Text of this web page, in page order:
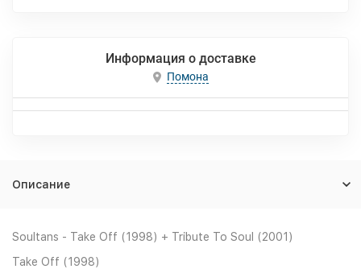
Информация о доставке
Помона
Описание
Soultans - Take Off (1998) + Tribute To Soul (2001)
Take Off (1998)